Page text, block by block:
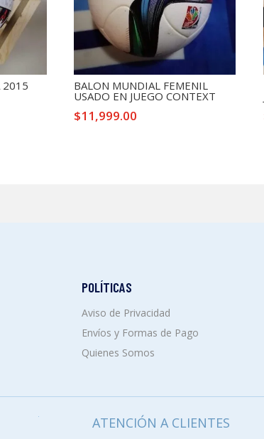
2015 BALON MUNDIAL FEMENIL
USADO EN JUEGO CONTEXT
$11,999.00
POLÍTICAS
Aviso de Privacidad
Envíos y Formas de Pago
Quienes Somos
ATENCIÓN A CLIENTES